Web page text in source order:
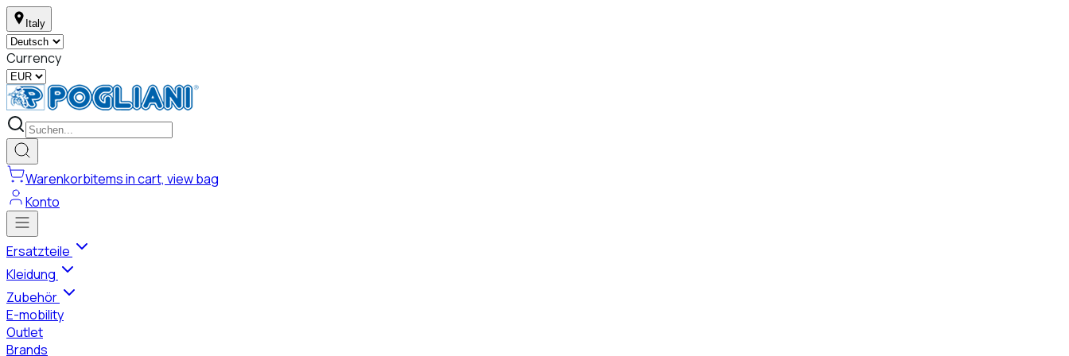
Italy
Currency
Warenkorbitems in cart, view bag
Konto
Ersatzteile
Kleidung
Zubehör
E-mobility
Outlet
Brands